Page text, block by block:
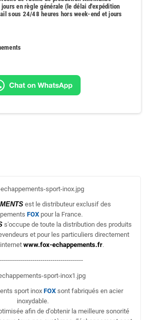
en règle générale (le délai d'expédition
sous 24/48 heures hors week-end et jours
est le distributeur exclusif des
FOX pour la France.
s'occupe de toute la distribution des produits
et pour les particuliers directement
www.fox-echappements.fr.
sport inox FOX sont fabriqués en acier
inoxydable.
afin de d'obtenir la meilleure sonorité